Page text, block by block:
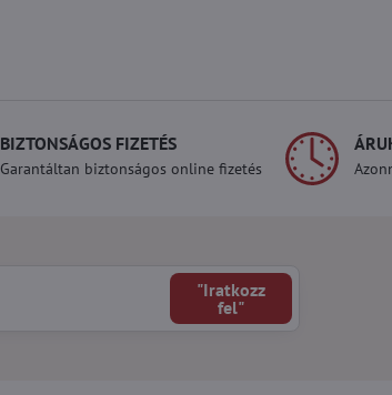
BIZTONSÁGOS FIZETÉS
Garantáltan biztonságos online fizetés
"Iratkozz
fel"